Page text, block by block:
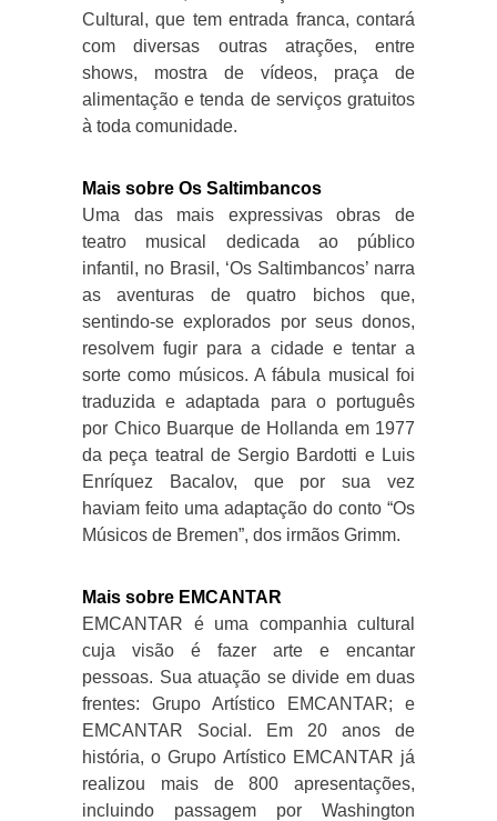
Cultural, que tem entrada franca, contará
com diversas outras atrações, entre
shows, mostra de vídeos, praça de
alimentação e tenda de serviços gratuitos
à toda comunidade.
Mais sobre Os Saltimbancos
Uma das mais expressivas obras de
teatro musical dedicada ao público
infantil, no Brasil, ‘Os Saltimbancos’ narra
as aventuras de quatro bichos que,
sentindo-se explorados por seus donos,
resolvem fugir para a cidade e tentar a
sorte como músicos. A fábula musical foi
traduzida e adaptada para o português
por Chico Buarque de Hollanda em 1977
da peça teatral de Sergio Bardotti e Luis
Enríquez Bacalov, que por sua vez
haviam feito uma adaptação do conto “Os
Músicos de Bremen”, dos irmãos Grimm.
Mais sobre EMCANTAR
EMCANTAR é uma companhia cultural
cuja visão é fazer arte e encantar
pessoas. Sua atuação se divide em duas
frentes: Grupo Artístico EMCANTAR; e
EMCANTAR Social. Em 20 anos de
história, o Grupo Artístico EMCANTAR já
realizou mais de 800 apresentações,
incluindo passagem por Washington